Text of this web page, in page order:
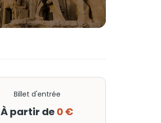
Billet d'entrée
À partir de0 €